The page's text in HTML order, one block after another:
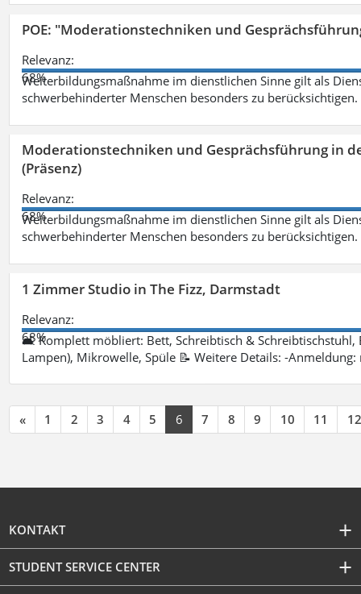
POE: "Moderationstechniken und
Relevanz:
68%
Weiterbildungsmaßnahme im dienstlichen Sinne gilt als
schwerbehinderter Menschen besonders zu berücksichtigen.
Moderationstechniken und Gesprächsführung in
(Präsenz)
Relevanz:
68%
Weiterbildungsmaßnahme im dienstlichen Sinne gilt als
schwerbehinderter Menschen besonders zu berücksichtigen.
1 Zimmer Studio in The Fizz, Darmstadt
Relevanz:
68%
🛋 Komplett möbliert: Bett, Schreibtisch & Schreibtischstuhl,
Lampen), Mikrowelle, Spüle 📝 Weitere Details: -
« 1 2 3 4 5 6 7 8 9 10 11 12
KONTAKT
STUDENT SERVICE CENTER